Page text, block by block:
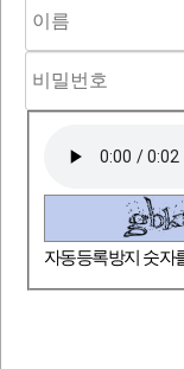
자동등록방지 숫자